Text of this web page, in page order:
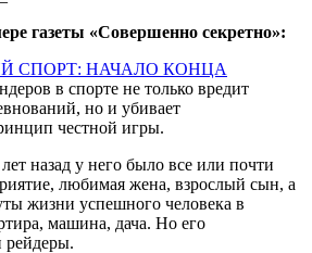
газеты «Совершенно секретно»:
СПОРТ: НАЧАЛО КОНЦА
в спорте не только вредит
но и убивает
честной игры.
назад у него было все или почти
любимая жена, взрослый сын, а
жизни успешного человека в
машина, дача. Но его
рейдеры.